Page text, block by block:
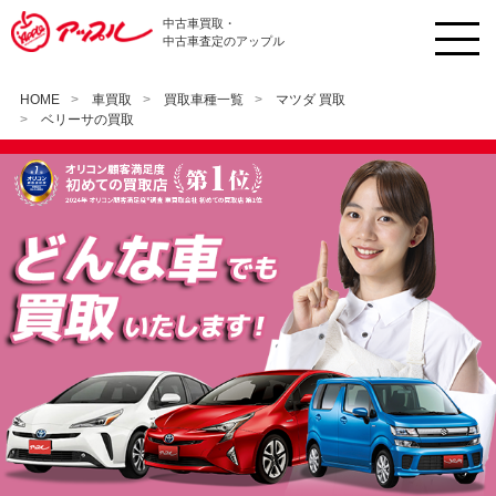
中古車買取・
中古車査定のアップル
HOME 車買取 買取車種一覧
マツダ 買取
ベリーサの買取